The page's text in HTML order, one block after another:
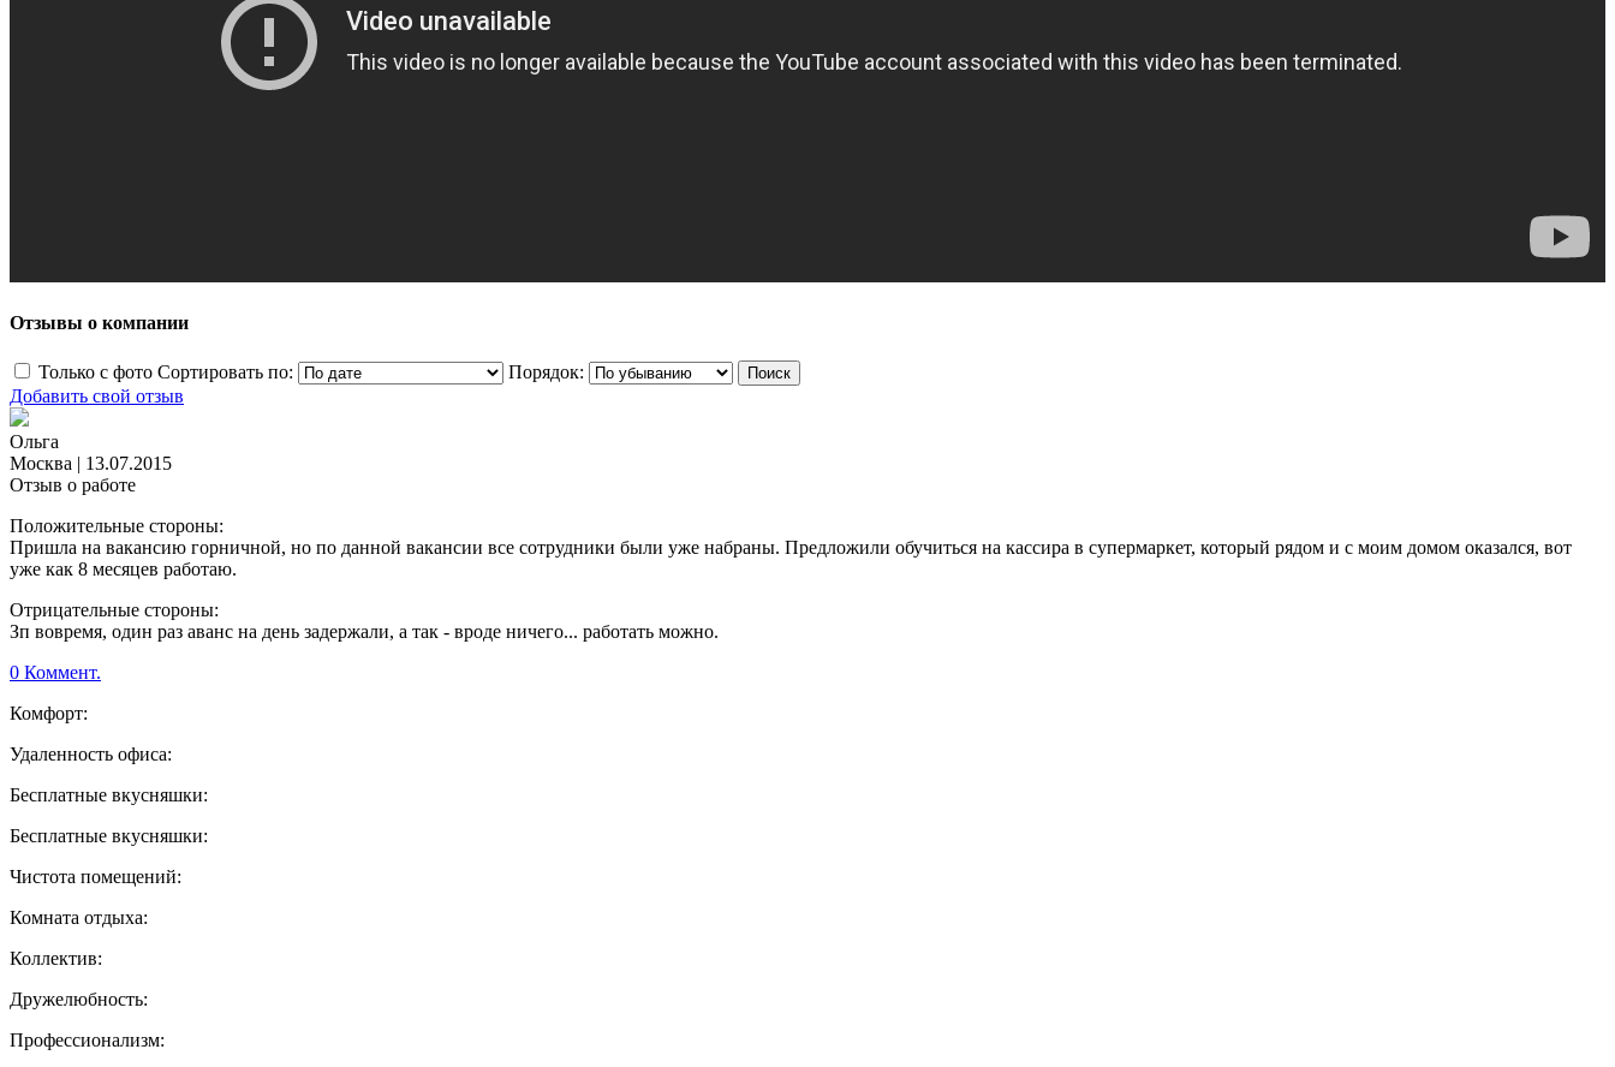
Отзывы о компании
Только с фото Сортировать по:
Порядок:
Добавить свой отзыв
Ольга
Москва | 13.07.2015
Отзыв о работе
Положительные стороны:
Пришла на вакансию горничной, но по данной вакансии все сотрудники были уже набраны. Предложили обучиться на кассира в супермаркет, который рядом и с моим домом оказался, вот
уже как 8 месяцев работаю.
Отрицательные стороны:
Зп вовремя, один раз аванс на день задержали, а так - вроде ничего... работать можно.
0 Коммент.
Комфорт:
Удаленность офиса:
Бесплатные вкусняшки:
Бесплатные вкусняшки:
Чистота помещений:
Комната отдыха:
Коллектив:
Дружелюбность:
Профессионализм: